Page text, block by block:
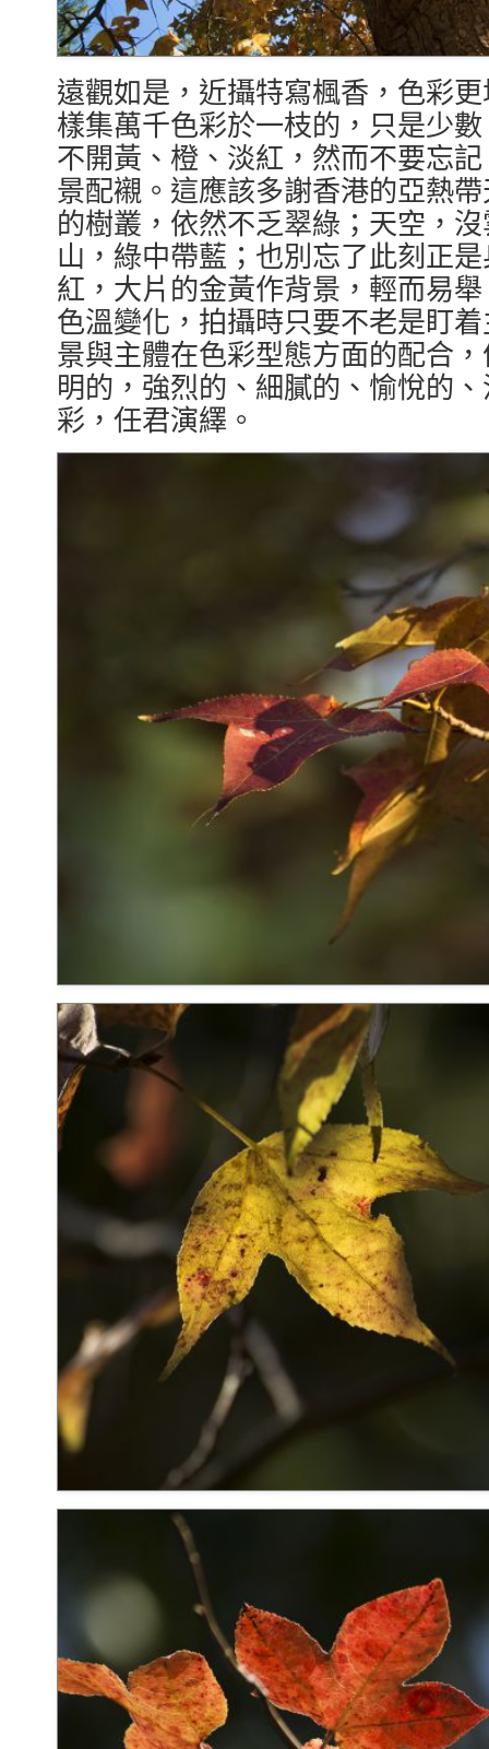
遠觀如是，近攝特寫楓香，色彩
樣集萬千色彩於一枝的，只是少
不開黃、橙、淡紅，然而不要忘
景配襯。這應該多謝香港的亞熱
的樹叢，依然不乏翠綠；天空，
山，綠中帶藍；也別忘了此刻正
紅，大片的金黃作背景，輕而易
色溫變化，拍攝時只要不老是盯
景與主體在色彩型態方面的配合
明的，強烈的、細膩的、愉悅的
彩，任君演繹。